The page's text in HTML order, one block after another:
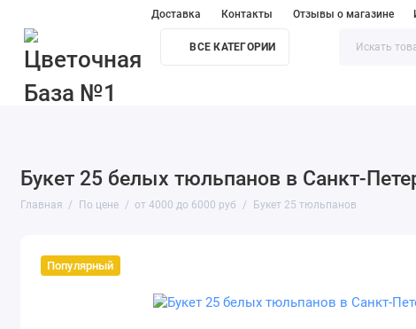
Доставка Контакты Отзывы о магазине
ВСЕ КАТЕГОРИИ
Цветы мини опт
Букет 25 белых тюльпанов в Санкт-
Главная По цене от 4000 до 6000 руб Букет 25 тюльпанов
Популярный